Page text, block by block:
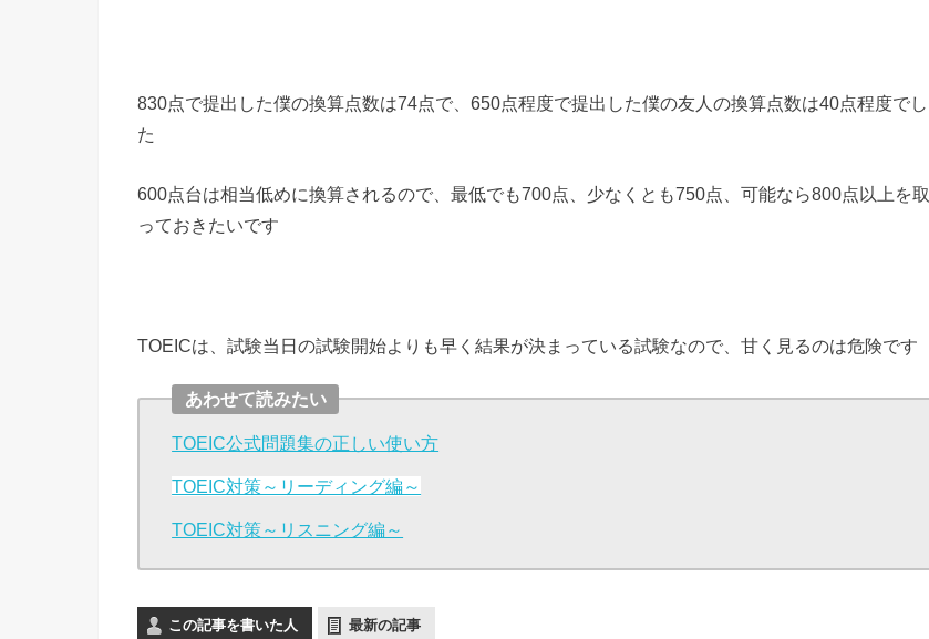
830点で提出した僕の換算点数は74点で、650点程度で提出した僕の友人の換算点数は40点程度でし
た
600点台は相当低めに換算されるので、最低でも700点、少なくとも750点、可能なら800点以上を取
っておきたいです
TOEICは、試験当日の試験開始よりも早く結果が決まっている試験なので、甘く見るのは危険です
あわせて読みたい
TOEIC公式問題集の正しい使い方
TOEIC対策～リーディング編～
TOEIC対策～リスニング編～
この記事を書いた人 最新の記事